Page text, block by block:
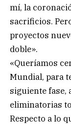
mí, la
sacrificios.
proyectos
doble».
«Queríamos
Mundial, para
siguiente fase,
eliminatorias
Respecto a lo